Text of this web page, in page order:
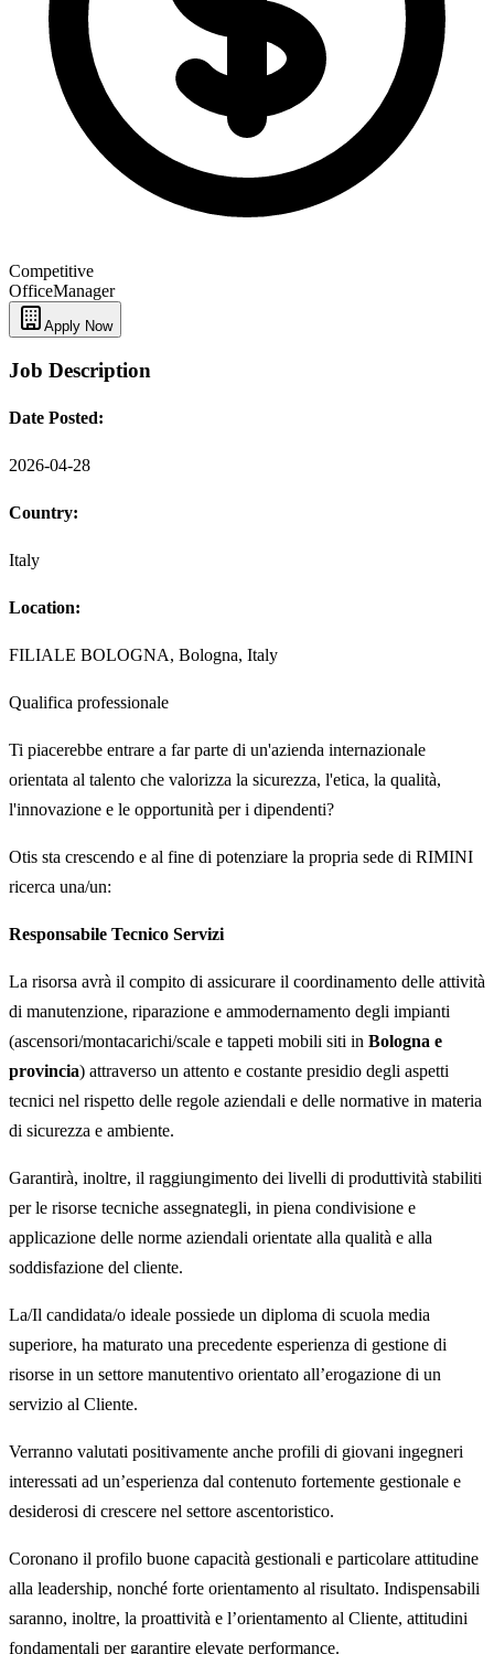
Competitive
OfficeManager
Apply Now
Job Description
Date Posted:
2026-04-28
Country:
Italy
Location:
FILIALE BOLOGNA, Bologna, Italy
Qualifica professionale
Ti piacerebbe entrare a far parte di un'azienda internazionale
orientata al talento che valorizza la sicurezza, l'etica, la qualità,
l'innovazione e le opportunità per i dipendenti?
Otis sta crescendo e al fine di potenziare la propria sede di RIMINI
ricerca una/un:
Responsabile Tecnico Servizi
La risorsa avrà il compito di assicurare il coordinamento delle attività
di manutenzione, riparazione e ammodernamento degli impianti
(ascensori/montacarichi/scale e tappeti mobili siti in Bologna e
provincia) attraverso un attento e costante presidio degli aspetti
tecnici nel rispetto delle regole aziendali e delle normative in materia
di sicurezza e ambiente.
Garantirà, inoltre, il raggiungimento dei livelli di produttività stabiliti
per le risorse tecniche assegnategli, in piena condivisione e
applicazione delle norme aziendali orientate alla qualità e alla
soddisfazione del cliente.
La/Il candidata/o ideale possiede un diploma di scuola media
superiore, ha maturato una precedente esperienza di gestione di
risorse in un settore manutentivo orientato all’erogazione di un
servizio al Cliente.
Verranno valutati positivamente anche profili di giovani ingegneri
interessati ad un’esperienza dal contenuto fortemente gestionale e
desiderosi di crescere nel settore ascentoristico.
Coronano il profilo buone capacità gestionali e particolare attitudine
alla leadership, nonché forte orientamento al risultato. Indispensabili
saranno, inoltre, la proattività e l’orientamento al Cliente, attitudini
fondamentali per garantire elevate performance.